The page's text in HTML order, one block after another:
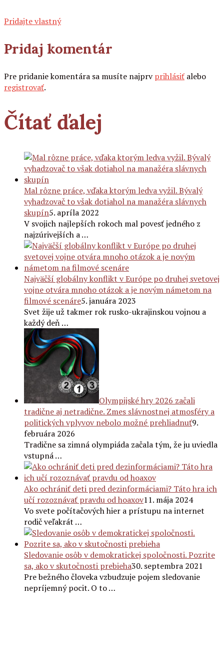
Pridajte vlastný
Pridaj komentár
Pre pridanie komentára sa musíte najprvprihlásiť alebo
registrovať.
Čítať ďalej
Mal rôzne práce, vďaka ktorým ledva vyžil. Bývalý
vyhadzovač to však dotiahol na manažéra slávnych
skupín5. apríla 2022
V svojich najlepších rokoch mal povesť jedného z
najzúrivejších a …
Najväčší globálny konflikt v Európe po druhej svetovej
vojne otvára mnoho otázok a je novým námetom na
filmové scenáre5. januára 2023
Svet žije už takmer rok rusko-ukrajinskou vojnou a
každý deň …
Olympijské hry 2026 začali
tradične aj netradične. Zmes slávnostnej atmosféry a
politických vplyvov nebolo možné prehliadnuť9.
februára 2026
Tradične sa zimná olympiáda začala tým, že ju uviedla
vstupná …
Ako ochrániť deti pred dezinformáciami? Táto hra ich
učí rozoznávať pravdu od hoaxov11. mája 2024
Vo svete počítačových hier a prístupu na internet
rodič veľakrát …
Sledovanie osôb v demokratickej spoločnosti. Pozrite
sa, ako v skutočnosti prebieha30. septembra 2021
Pre bežného človeka vzbudzuje pojem sledovanie
nepríjemný pocit. O to …